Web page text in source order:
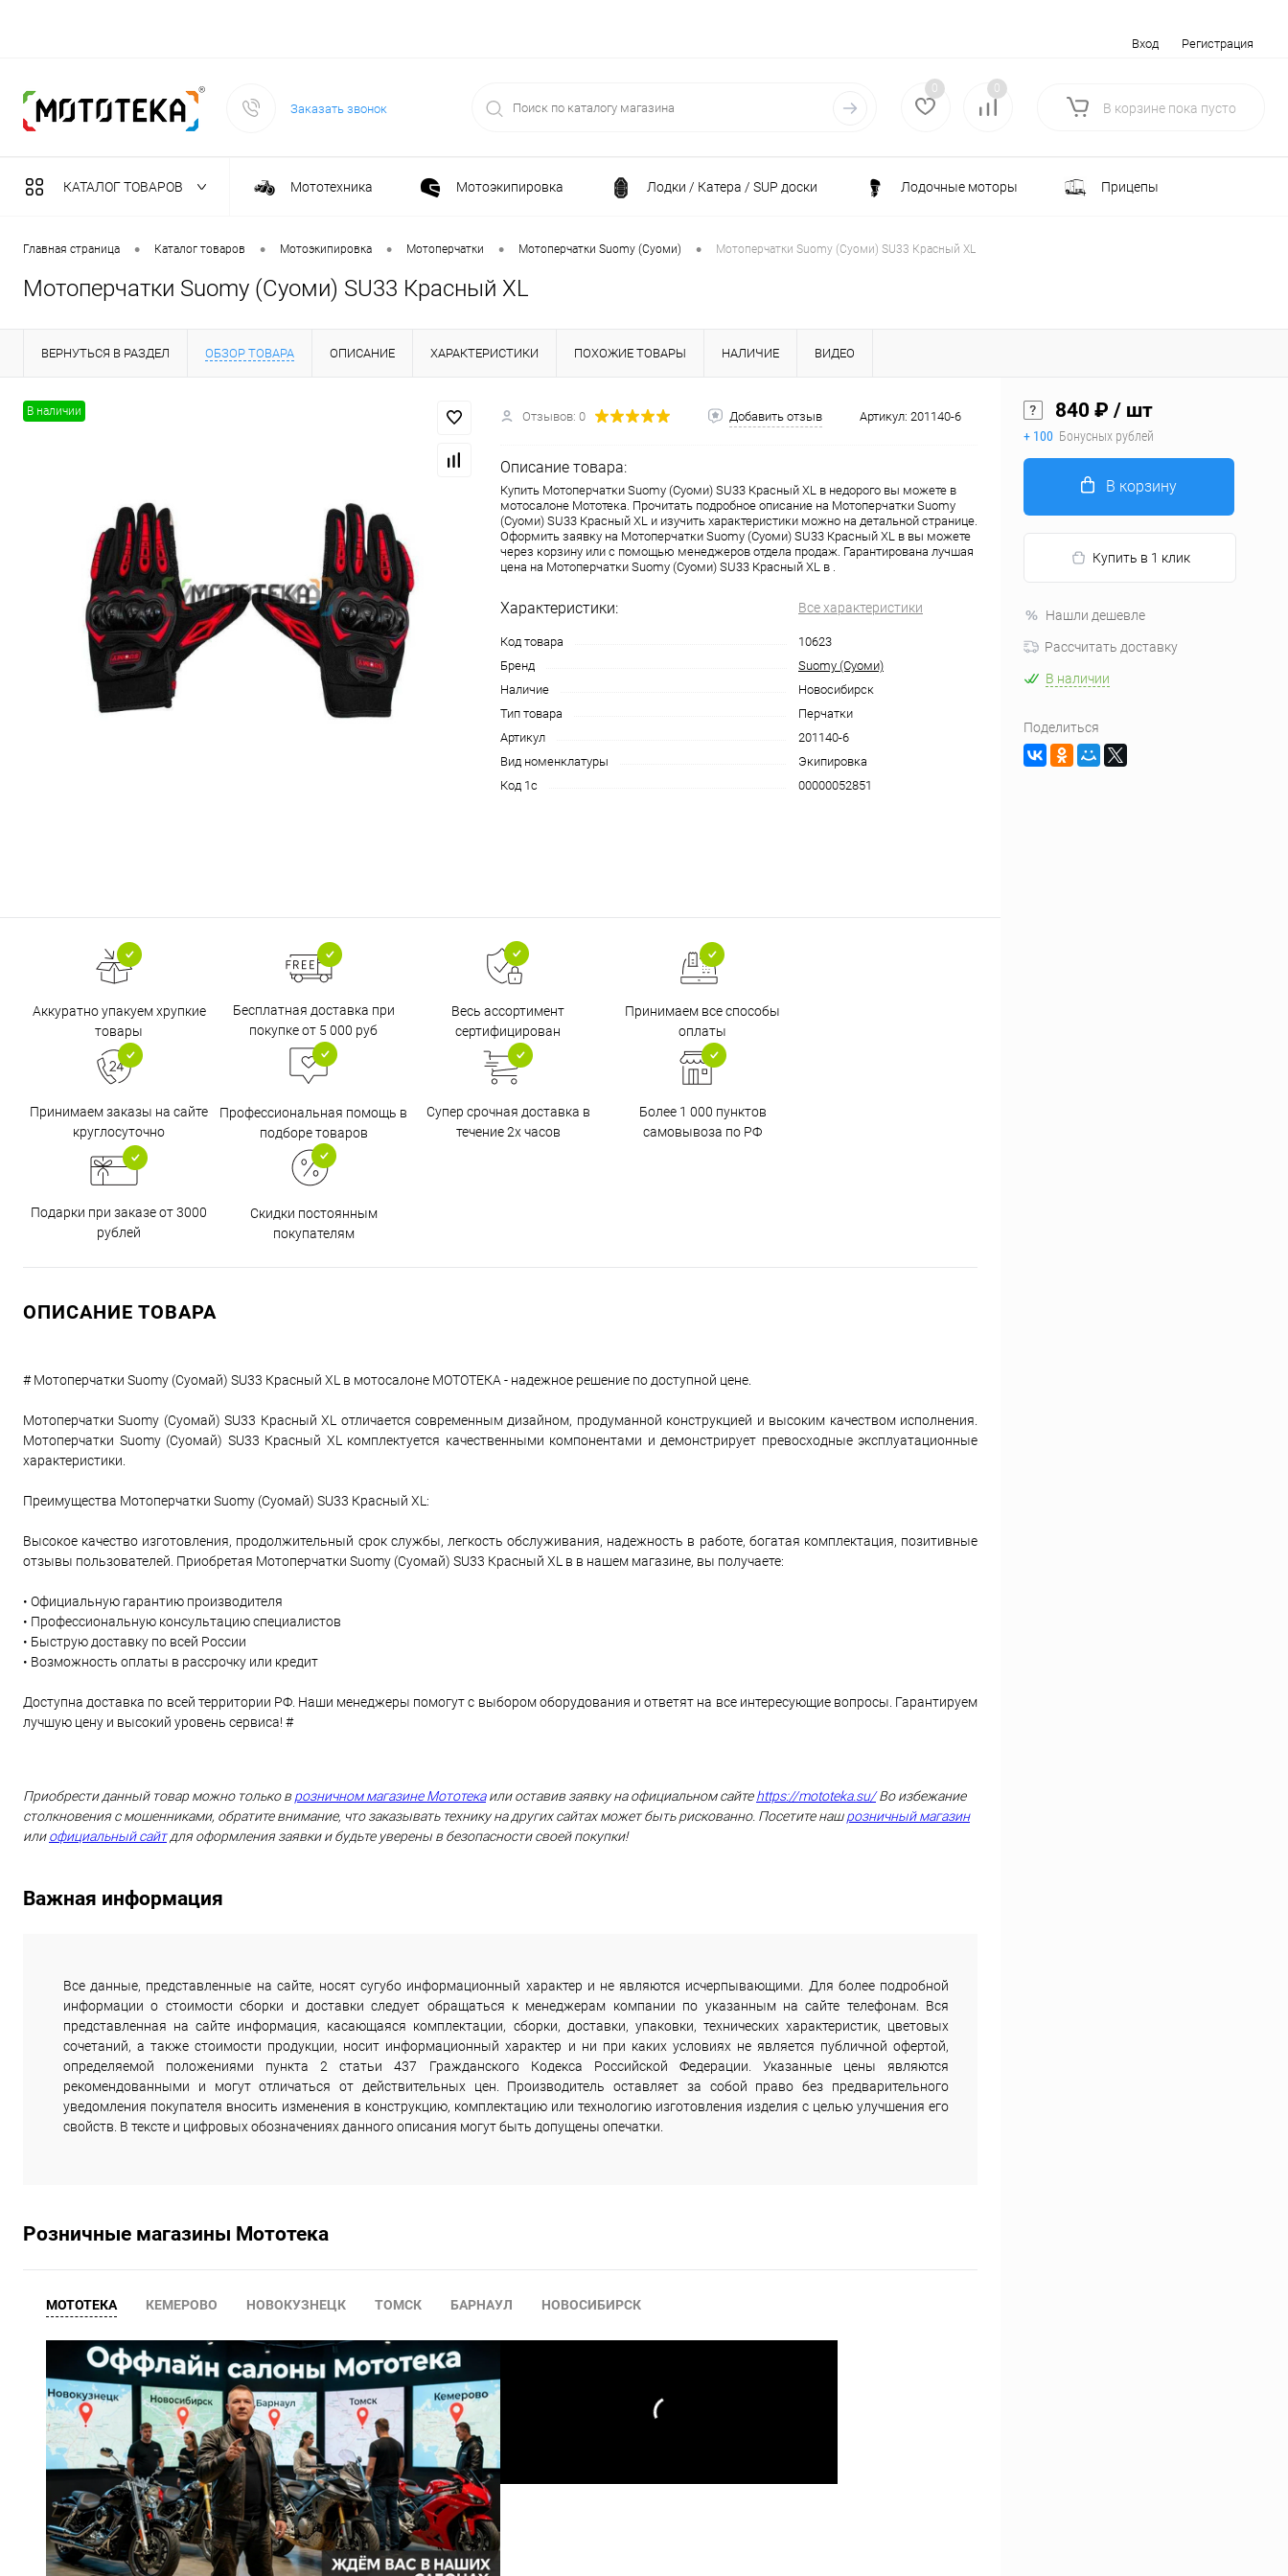
Вход Регистрация
Заказать звонок
0 0
В корзине пока пусто
КАТАЛОГ ТОВАРОВ Мототехника Мотоэкипировка Лодки / Катера / SUP доски Лодочные моторы Прицепы
Садовая техника Спортивные товары / Велосипеды / Самокаты Электротранспорт
Масла и тех. жидкости
Инструмент Климатическая техника Принадлежности для рыбалки
Сварочное оборудование Силовая техника Станки Строительство и ремонт
Запчасти
Главная страница • Каталог товаров • Мотоэкипировка • Мотоперчатки • Мотоперчатки Suomy (Суоми) • Мотоперчатки Suomy (Суоми) SU33 Красный XL
Мотоперчатки Suomy (Суоми) SU33 Красный XL
ВЕРНУТЬСЯ В РАЗДЕЛ ОБЗОР ТОВАРА ОПИСАНИЕ ХАРАКТЕРИСТИКИ ПОХОЖИЕ ТОВАРЫ НАЛИЧИЕ ВИДЕО
В наличии Отзывов: 0 Добавить отзыв Артикул: 201140-6
Описание товара:
Купить Мотоперчатки Suomy (Суоми) SU33 Красный XL в недорого вы можете в
мотосалоне Мототека. Прочитать подробное описание на Мотоперчатки Suomy
(Суоми) SU33 Красный XL и изучить характеристики можно на детальной странице.
Оформить заявку на Мотоперчатки Suomy (Суоми) SU33 Красный XL в вы можете
через корзину или с помощью менеджеров отдела продаж. Гарантирована лучшая
цена на Мотоперчатки Suomy (Суоми) SU33 Красный XL в .
Характеристики: Все характеристики
Код товара
10623
Бренд
Suomy (Суоми)
Наличие
Новосибирск
Тип товара
Перчатки
Артикул
201140-6
Вид номенклатуры
Экипировка
Код 1с
00000052851
Аккуратно упакуем хрупкие
товары
Бесплатная доставка при
покупке от 5 000 руб
Весь ассортимент
сертифицирован
Принимаем все способы
оплаты
Принимаем заказы на сайте
круглосуточно
Профессиональная помощь в
подборе товаров
Супер срочная доставка в
течение 2х часов
Более 1 000 пунктов
самовывоза по РФ
Подарки при заказе от 3000
рублей
Скидки постоянным
покупателям
ОПИСАНИЕ ТОВАРА
# Мотоперчатки Suomy (Суомай) SU33 Красный XL в мотосалоне МОТОТЕКА - надежное решение по доступной цене.
Мотоперчатки Suomy (Суомай) SU33 Красный XL отличается современным дизайном, продуманной конструкцией и высоким качеством исполнения.
Мотоперчатки Suomy (Суомай) SU33 Красный XL комплектуется качественными компонентами и демонстрирует превосходные эксплуатационные
характеристики.
Преимущества Мотоперчатки Suomy (Суомай) SU33 Красный XL:
Высокое качество изготовления, продолжительный срок службы, легкость обслуживания, надежность в работе, богатая комплектация, позитивные
отзывы пользователей. Приобретая Мотоперчатки Suomy (Суомай) SU33 Красный XL в в нашем магазине, вы получаете:
• Официальную гарантию производителя
• Профессиональную консультацию специалистов
• Быструю доставку по всей России
• Возможность оплаты в рассрочку или кредит
Доступна доставка по всей территории РФ. Наши менеджеры помогут с выбором оборудования и ответят на все интересующие вопросы. Гарантируем
лучшую цену и высокий уровень сервиса! #
Приобрести данный товар можно только врозничном магазине Мототекаили оставив заявку на официальном сайтеhttps://mototeka.su/Во избежание
столкновения с мошенниками, обратите внимание, что заказывать технику на других сайтах может быть рискованно. Посетите нашрозничный магазин
илиофициальный сайтдля оформления заявки и будьте уверены в безопасности своей покупки!
Важная информация
Все данные, представленные на сайте, носят сугубо информационный характер и не являются исчерпывающими. Для более подробной
информации о стоимости сборки и доставки следует обращаться к менеджерам компании по указанным на сайте телефонам. Вся
представленная на сайте информация, касающаяся комплектации, сборки, доставки, упаковки, технических характеристик, цветовых
сочетаний, а также стоимости продукции, носит информационный характер и ни при каких условиях не является публичной офертой,
определяемой положениями пункта 2 статьи 437 Гражданского Кодекса Российской Федерации. Указанные цены являются
рекомендованными и могут отличаться от действительных цен. Производитель оставляет за собой право без предварительного
уведомления покупателя вносить изменения в конструкцию, комплектацию или технологию изготовления изделия с целью улучшения его
свойств. В тексте и цифровых обозначениях данного описания могут быть допущены опечатки.
Розничные магазины Мототека
МОТОТЕКА КЕМЕРОВО НОВОКУЗНЕЦК ТОМСК БАРНАУЛ НОВОСИБИРСК
840 ₽ / шт
+ 100 Бонусных рублей
В корзину
Купить в 1 клик
Нашли дешевле
Рассчитать доставку
В наличии
Поделиться